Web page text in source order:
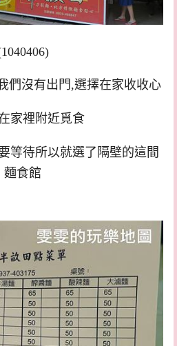
們沒有出門,選擇在家收收心
家裡附近覓食
等待所以就選了隔壁的這間
麵食館